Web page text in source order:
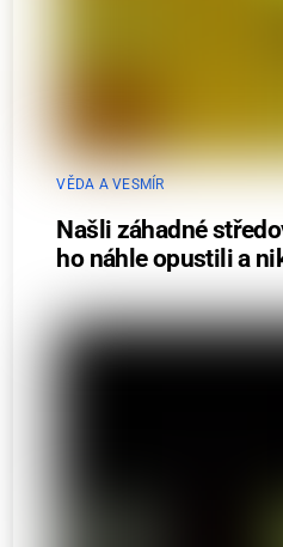
VĚDA A VESMÍR
Našli záhadné
ho náhle opustili a